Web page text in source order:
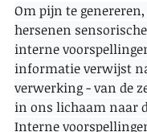
Om pijn te
hersenen
interne
informatie verwijst
verwerking - van de
in ons lichaam naar
Interne